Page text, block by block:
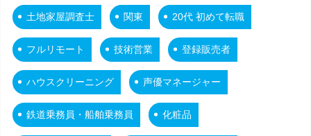
土地家屋調査士 関東 20代 初めて転職
フルリモート 技術営業 登録販売者
ハウスクリーニング 声優マネージャー
鉄道乗務員・船舶乗務員 化粧品